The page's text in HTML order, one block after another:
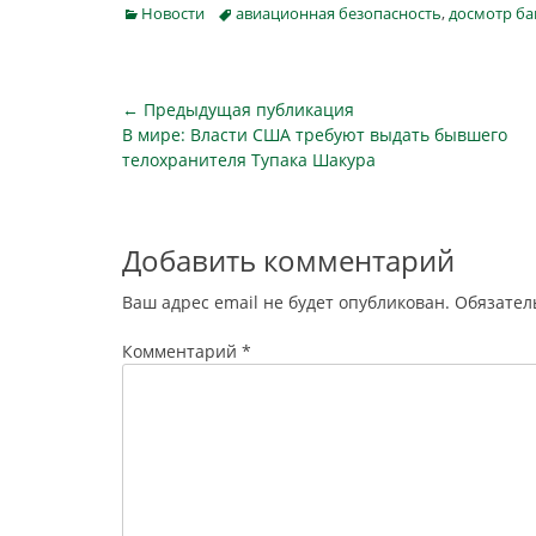
подземки. Об этом сообщает пресс-
специального оборудования
инспекторы службы безопасности…
Categories
Новости Tagsавиационная безопасность,досмотр
Навигация
по
← Предыдущая публикация
Предыдущая
публикация
В мире: Власти США требуют выдать бывшего
телохранителя Тупака Шакура
Добавить комментарий
Ваш адрес email не будет опубликован.
Комментарий *